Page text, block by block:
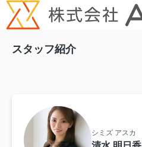
スタッフ紹介
シミズ アスカ